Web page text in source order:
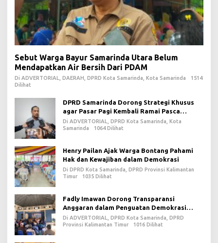
Sebut Warga Bayur Samarinda Utara Belum
Mendapatkan Air Bersih Dari PDAM
Di ADVERTORIAL, DAERAH, DPRD Kota Samarinda, Kota Samarinda
1514
Dilihat
DPRD Samarinda Dorong Strategi Khusus
agar Pasar Pagi Kembali Ramai Pasca
Revitalisasi
Di ADVERTORIAL, DPRD Kota Samarinda, Kota
Samarinda
1064 Dilihat
Henry Pailan Ajak Warga Bontang Pahami
Hak dan Kewajiban dalam Demokrasi
Di DPRD Kota Samarinda, DPRD Provinsi Kalimantan
Timur
1035 Dilihat
Fadly Imawan Dorong Transparansi
Anggaran dalam Penguatan Demokrasi
Daerah di PPU
Di ADVERTORIAL, DPRD Kota Samarinda, DPRD
Provinsi Kalimantan Timur
1016 Dilihat